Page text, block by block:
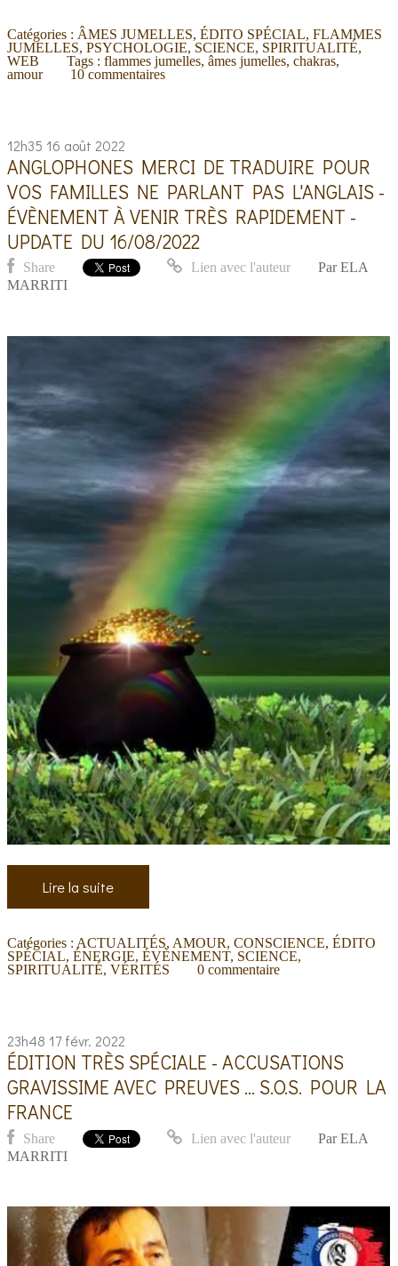
Catégories : ÂMES JUMELLES,ÉDITO SPÉCIAL,FLAMMES
JUMELLES,PSYCHOLOGIE, SCIENCE, SPIRITUALITÉ,
WEB
Tags : flammes jumelles, âmes jumelles, chakras,
amour
10 commentaires
12h35 16 août 2022
ANGLOPHONES MERCI DE TRADUIRE POUR
VOS FAMILLES NE PARLANT PAS L'ANGLAIS -
ÉVÈNEMENT À VENIR TRÈS RAPIDEMENT -
UPDATE DU 16/08/2022
Share Lien avec l'auteur Par ELA
MARRITI
Lire la suite
Catégories : ACTUALITÉS, AMOUR,CONSCIENCE,ÉDITO
SPÉCIAL,ÉNERGIE,ÉVÈNEMENT, SCIENCE,
SPIRITUALITÉ,VÉRITÉS 0 commentaire
23h48 17 févr. 2022
ÉDITION TRÈS SPÉCIALE - ACCUSATIONS
GRAVISSIME AVEC PREUVES ... S.O.S. POUR LA
FRANCE
Share Lien avec l'auteur Par ELA
MARRITI